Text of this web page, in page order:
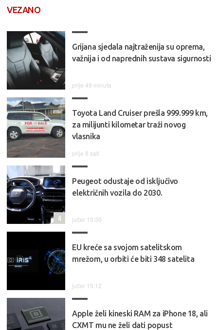
VEZANO
Grijana sjedala najtraženija su oprema,
važnija i od naprednih sustava sigurnosti
prije 49 minuta
Toyota Land Cruiser prešla 999.999 km,
za milijunti kilometar traži novog
vlasnika
prije 8 sati
Peugeot odustaje od isključivo
električnih vozila do 2030.
jučer 15:30
4
EU kreće sa svojom satelitskom
mrežom, u orbiti će biti 348 satelita
jučer 15:12
Apple želi kineski RAM za iPhone 18, ali
CXMT mu ne želi dati popust